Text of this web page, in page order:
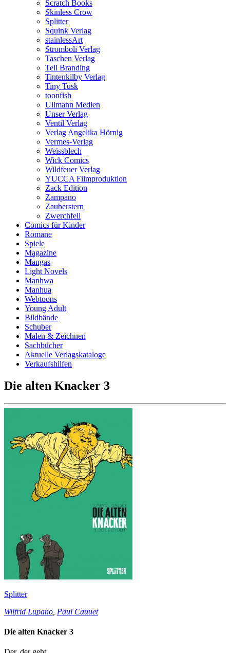
Scratch Books
Skinless Crow
Splitter
Squink Verlag
stainlessArt
Stromboli Verlag
Taschen Verlag
Tell Branding
Tintenkilby Verlag
Tiny Tusk
toonfish
Ullmann Medien
Unser Verlag
Ventil Verlag
Verlag Angelika Hörnig
Vermes-Verlag
Weissblech
Wick Comics
Wildfeuer Verlag
YUCCA Filmproduktion
Zack Edition
Zampano
Zauberstern
Zwerchfell
Comics für Kinder
Romane
Spiele
Magazine
Mangas
Light Novels
Manhwa
Manhua
Webtoons
Young Adult
Bildbände
Schuber
Malen & Zeichnen
Sachbücher
Aktuelle Verlagskataloge
Verkaufshilfen
Die alten Knacker 3
Splitter
Wilfrid Lupano Paul Cauuet
Die alten Knacker 3